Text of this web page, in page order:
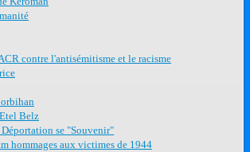
contre l'antisémitisme et le racisme
Belz
se "Souvenir"
hommages aux victimes de 1944